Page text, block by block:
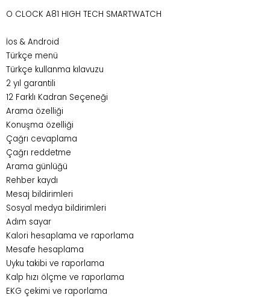
O CLOCK A81 HIGH TECH SMARTWATCH
İos & Android
Türkçe menü
Türkçe kullanma kılavuzu
2 yıl garantili
12 Farklı Kadran Seçeneği
Arama özelliği
Konuşma özelliği
Çağrı cevaplama
Çağrı reddetme
Arama günlüğü
Rehber kaydı
Mesaj bildirimleri
Sosyal medya bildirimleri
Adım sayar
Kalori hesaplama ve raporlama
Mesafe hesaplama
Uyku takibi ve raporlama
Kalp hızı ölçme ve raporlama
EKG çekimi ve raporlama